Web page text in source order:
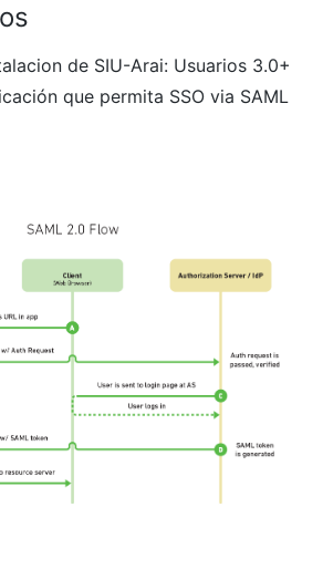
de SIU-Arai: Usuarios 3.0+
que permita SSO via SAML